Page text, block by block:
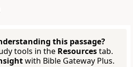
this passage?
tools in the Resourcestab.
with Bible Gateway Plus.